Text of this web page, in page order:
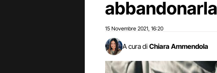
15 Novembre 2021 16:20
A cura di Chiara Ammendola